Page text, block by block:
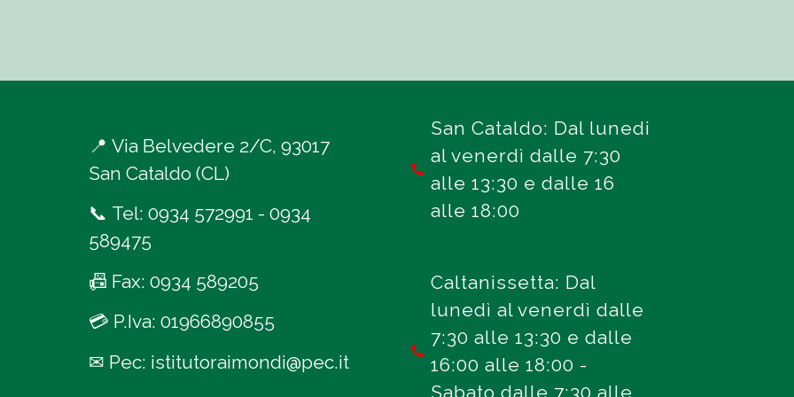
📍 Via Belvedere 2/C, 93017
San Cataldo (CL)
📞 Tel: 0934 572991 - 0934
589475
📠 Fax: 0934 589205
💳 P.Iva: 01966890855
✉ Pec: istitutoraimondi@pec.it
San Cataldo: Dal lunedi
al venerdì dalle 7:30
alle 13:30 e dalle 16
alle 18:00
Caltanissetta: Dal
lunedì al venerdì dalle
7:30 alle 13:30 e dalle
16:00 alle 18:00 -
Sabato dalle 7:30 alle